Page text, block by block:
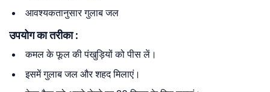
आवश्यकतानुसार गुलाब जल
उपयोग का तरीका :
कमल के फूल की पंखुड़ियों को पीस लें।
इसमें गुलाब जल और शहद मिलाएं।